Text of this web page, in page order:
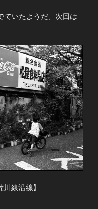
ていたようだ。次回は
線沿線】